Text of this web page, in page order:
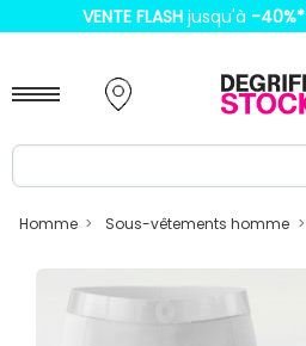
VENTE FLASH jusqu'à -40%*
Homme Sous-vêtements homme